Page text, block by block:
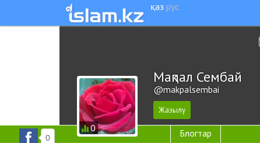
қаз рус
0
Мақпал Сембай
@makpalsembai
Блогтар
0